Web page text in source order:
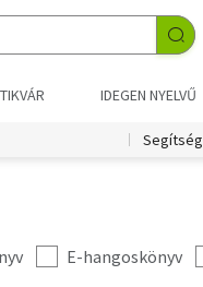
IDEGEN NYELVŰ
Segítség
E-hangoskönyv